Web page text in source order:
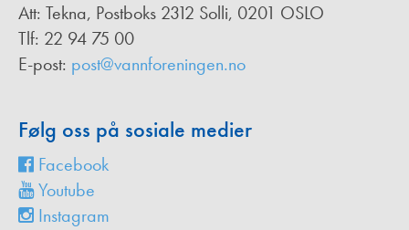
Att: Tekna, Postboks 2312 Solli, 0201 OSLO
Tlf: 22 94 75 00
E-post: post@vannforeningen.no
Følg oss på sosiale medier
Facebook
Youtube
Instagram